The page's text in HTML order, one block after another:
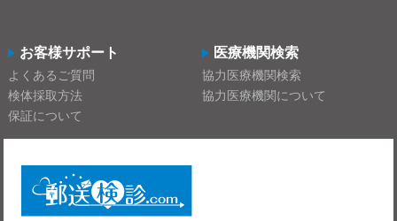
お客様サポート
よくあるご質問
検体採取方法
保証について
医療機関検索
協力医療機関検索
協力医療機関について